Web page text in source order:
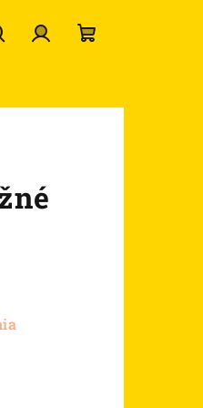
košík